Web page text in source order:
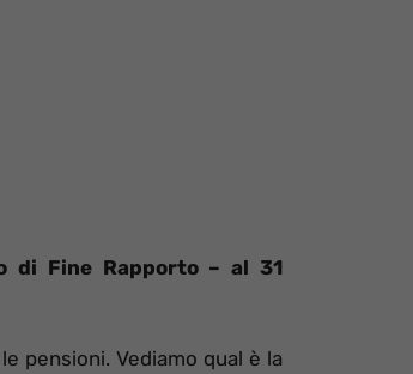
di Fine Rapporto – al 31
pensioni. Vediamo qual è la